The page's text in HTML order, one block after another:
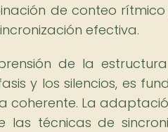
de conteo
efectiva.
de la
y los silencios, es
coherente. La
las técnicas de